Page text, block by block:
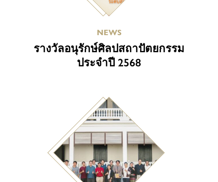
NEWS
รางวัลอนุรักษ์ศิลปสถาปัตยกรรม
ประจำปี 2568